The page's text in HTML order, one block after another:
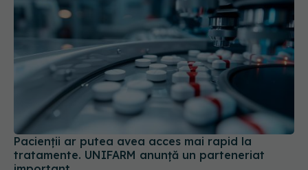
Pacienții ar putea avea acces mai rapid la
tratamente. UNIFARM anunță un parteneriat
important
04 aug 2026, 12:30